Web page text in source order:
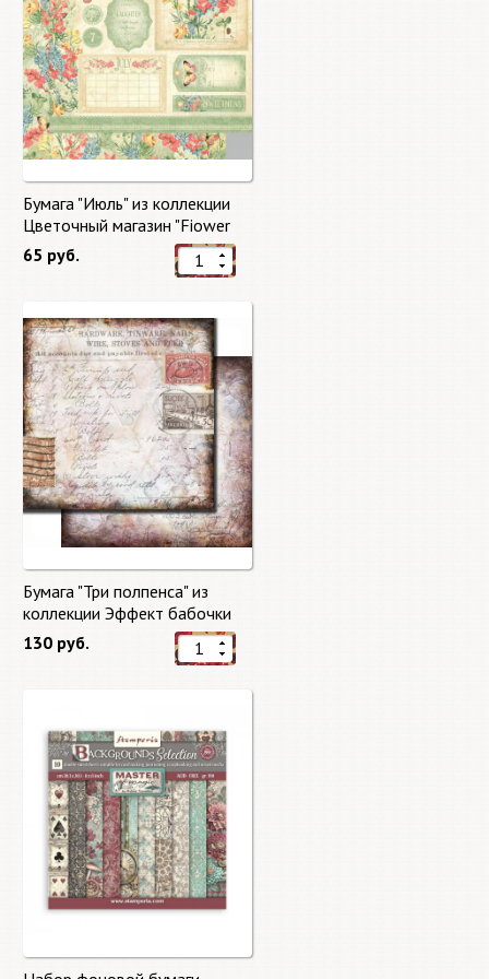
Бумага "Июль" из коллекции
Цветочный магазин "Fiower
Market"
65 руб.
Бумага "Три полпенса" из
коллекции Эффект бабочки
"Butterfly Effect"
130 руб.